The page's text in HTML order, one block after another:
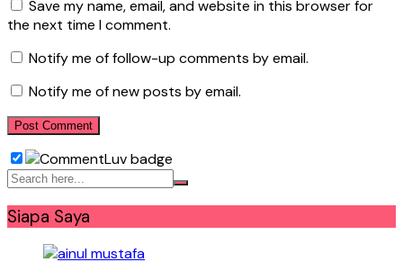
Save my name, email, and website in this browser for
the next time I comment.
Notify me of follow-up comments by email.
Notify me of new posts by email.
Siapa Saya